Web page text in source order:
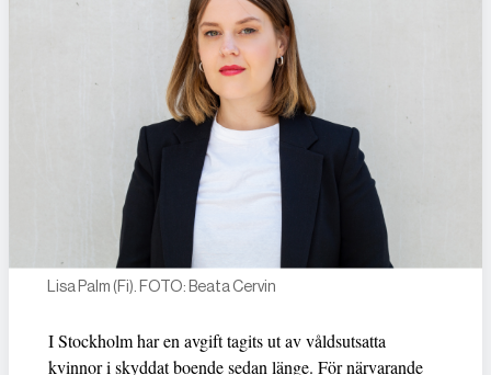
Lisa Palm (Fi). FOTO: Beata Cervin
I Stockholm har en avgift tagits ut av våldsutsatta
kvinnor i skyddat boende sedan länge. För närvarande